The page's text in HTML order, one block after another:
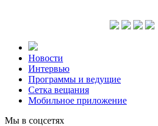
Новости
Интервью
Программы и ведущие
Сетка вещания
Мобильное приложение
Мы в соцсетях